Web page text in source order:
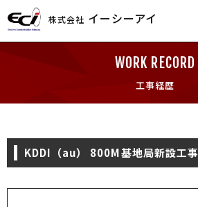
株式会社 イーシーアイ
WORK RECORD
工事経歴
KDDI（au） 800M基地局新設工事